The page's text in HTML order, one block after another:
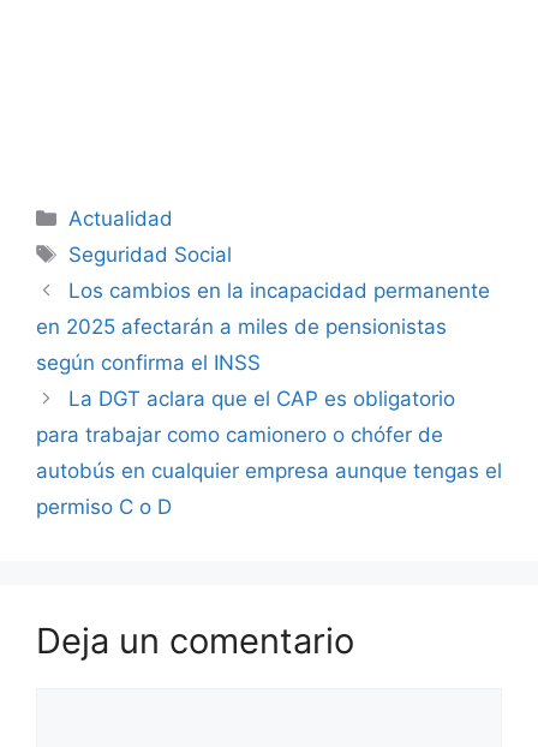
Categorías
Actualidad
Etiquetas
Seguridad Social
Los cambios en la incapacidad permanente
en 2025 afectarán a miles de pensionistas
según confirma el INSS
La DGT aclara que el CAP es obligatorio
para trabajar como camionero o chófer de
autobús en cualquier empresa aunque tengas el
permiso C o D
Deja un comentario